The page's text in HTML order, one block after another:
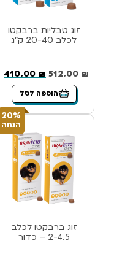
זוג טבליות ברבקטו
לכלב 20-40 ק”ג
512.00₪
410.00 ₪
הוספה לסל
20%
הנחה
זוג ברבקטו לכלב
2-4.5 – כדור